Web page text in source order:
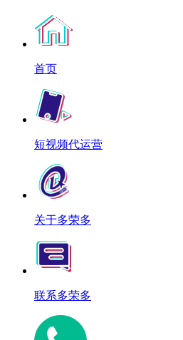
首页
短视频代运营
关于多荣多
联系多荣多